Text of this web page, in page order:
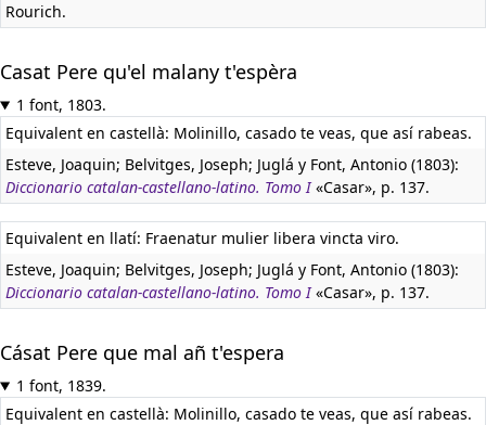
Rourich.
Casat Pere qu'el malany t'espèra
1 font, 1803.
Equivalent en castellà: Molinillo, casado te veas, que así rabeas.
Esteve, Joaquin; Belvitges, Joseph; Juglá y Font, Antonio (1803):
Diccionario catalan-castellano-latino. Tomo I«Casar», p. 137.
Equivalent en llatí: Fraenatur mulier libera vincta viro.
Esteve, Joaquin; Belvitges, Joseph; Juglá y Font, Antonio (1803):
Diccionario catalan-castellano-latino. Tomo I«Casar», p. 137.
Cásat Pere que mal añ t'espera
1 font, 1839.
Equivalent en castellà: Molinillo, casado te veas, que así rabeas.